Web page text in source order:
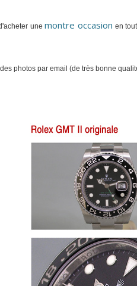
unemontre occasion en
photos par email (de très bonne